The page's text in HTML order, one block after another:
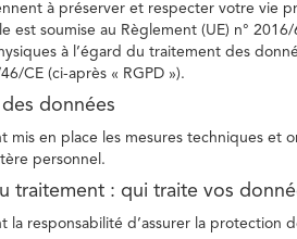
à préserver et respecter votre vie
est soumise au Règlement (UE) n°
à l’égard du traitement des
CE (ci-après « RGPD »).
données
mis en place les mesures techniques et
personnel.
traitement : qui traite vos
la responsabilité d’assurer la protection